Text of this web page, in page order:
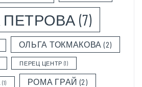
(7)
ОЛЬГА ТОКМАКОВА (2)
ПЕРЕЦ ЦЕНТР (1)
(1) РОМА ГРАЙ (2)